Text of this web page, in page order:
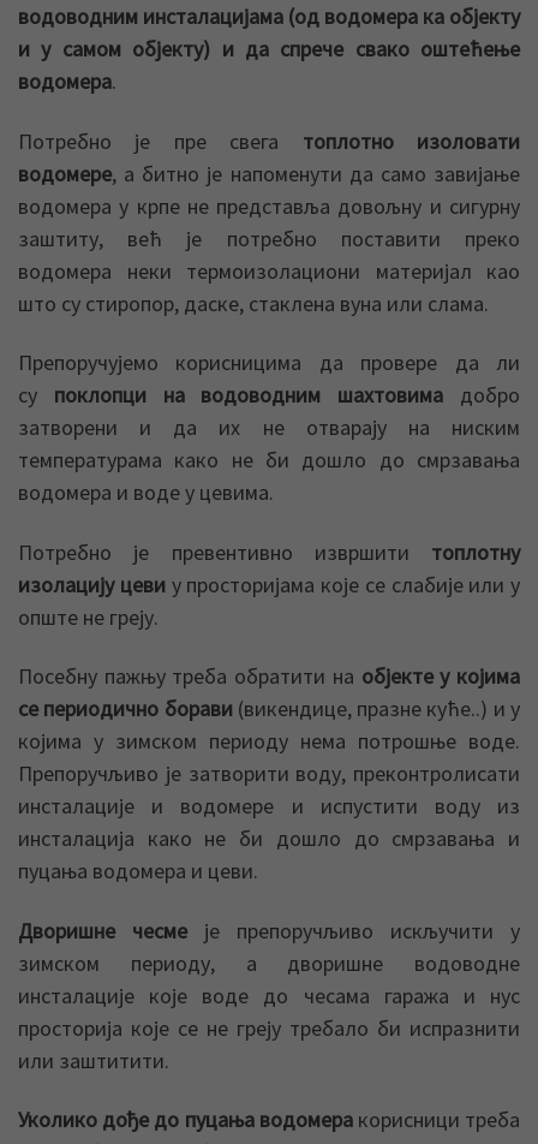
водоводним инсталацијама (од водомера ка објекту
и у самом објекту) и да спрече свако оштећење
водомера.
Потребно је пре свега топлотно изоловати
водомере, а битно је напоменути да само завијање
водомера у крпе не представља довољну и сигурну
заштиту, већ је потребно поставити преко
водомера неки термоизолациони материјал као
што су стиропор, даске, стаклена вуна или слама.
Препоручујемо корисницима да провере да ли
су поклопци на водоводним шахтовима добро
затворени и да их не отварају на ниским
температурама како не би дошло до смрзавања
водомера и воде у цевима.
Потребно је превентивно извршити топлотну
изолацију цеви у просторијама које се слабије или у
опште не греју.
Посебну пажњу треба обратити на објекте у којима
се периодично борави (викендице, празне куће..) и у
којима у зимском периоду нема потрошње воде.
Препоручљиво је затворити воду, преконтролисати
инсталације и водомере и испустити воду из
инсталација како не би дошло до смрзавања и
пуцања водомера и цеви.
Дворишне чесме је препоручљиво искључити у
зимском периоду, а дворишне водоводне
инсталације које воде до чесама гаража и нус
просторија које се не греју требало би испразнити
или заштитити.
Уколико дође до пуцања водомеракорисници треба